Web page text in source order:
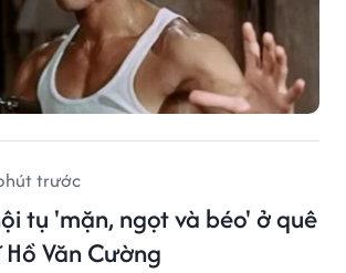
trước
tụ 'mặn, ngọt và béo' ở quê
Văn Cường